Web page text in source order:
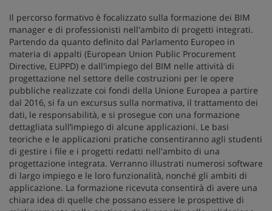
Il percorso formativo è focalizzato sulla formazione dei BIM
manager e di professionisti nell'ambito di progetti integrati.
Partendo da quanto definito dal Parlamento Europeo in
materia di appalti (European Union Public Procurement
Directive, EUPPD) e dall'impiego del BIM nelle attività di
progettazione nel settore delle costruzioni per le opere
pubbliche realizzate coi fondi della Unione Europea a partire
dal 2016, si fa un excursus sulla normativa, il trattamento dei
dati, le responsabilità, e si prosegue con una formazione
dettagliata sull’impiego di alcune applicazioni. Le basi
teoriche e le applicazioni pratiche consentiranno agli studenti
di gestire i file e i progetti redatti nell'ambito di una
progettazione integrata. Verranno illustrati numerosi software
di largo impiego e le loro funzionalità, nonché gli ambiti di
applicazione. La formazione ricevuta consentirà di avere una
chiara idea di quelle che possano essere le prospettive di